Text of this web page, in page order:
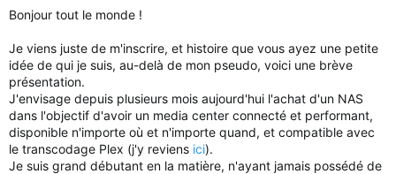
t
Bonjour tout le monde !
Je viens juste de m'inscrire, et histoire que vous ayez une petite
idée de qui je suis, au-delà de mon pseudo, voici une brève
présentation.
J'envisage depuis plusieurs mois aujourd'hui l'achat d'un NAS
dans l'objectif d'avoir un media center connecté et performant,
disponible n'importe où et n'importe quand, et compatible avec
le transcodage Plex (j'y reviens ici).
Je suis grand débutant en la matière, n'ayant jamais possédé de